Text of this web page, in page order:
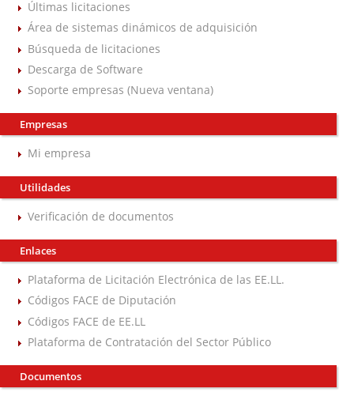
Últimas licitaciones
Área de sistemas dinámicos de adquisición
Búsqueda de licitaciones
Descarga de Software
Soporte empresas (Nueva ventana)
Empresas
Mi empresa
Utilidades
Verificación de documentos
Enlaces
Plataforma de Licitación Electrónica de las EE.LL.
Códigos FACE de Diputación
Códigos FACE de EE.LL
Plataforma de Contratación del Sector Público
Documentos